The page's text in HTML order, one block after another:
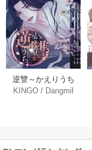
逆讐～かえりうち
～【タテヨミ】 36
KINGO / Dangmil